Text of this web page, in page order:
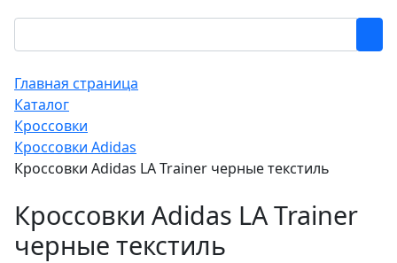
Главная страница
Каталог
Кроссовки
Кроссовки Adidas
Кроссовки Adidas LA Trainer черные текстиль
Кроссовки Adidas LA Trainer
черные текстиль